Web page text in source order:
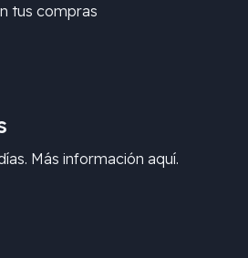
tus compras
Más información aquí.